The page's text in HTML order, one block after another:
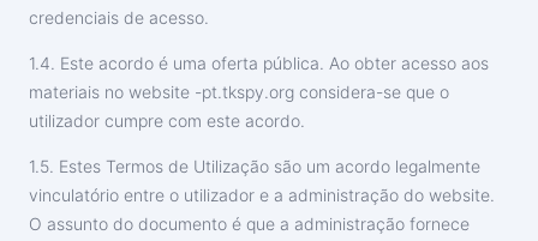
credenciais de acesso.
1.4. Este acordo é uma oferta pública. Ao obter acesso aos
materiais no website -‌pt.tkspy.org considera-se que o
utilizador cumpre com este acordo.
1.5. Estes Termos de Utilização são um acordo legalmente
vinculatório entre o utilizador e a administração do website.
O assunto do documento é que a administração fornece